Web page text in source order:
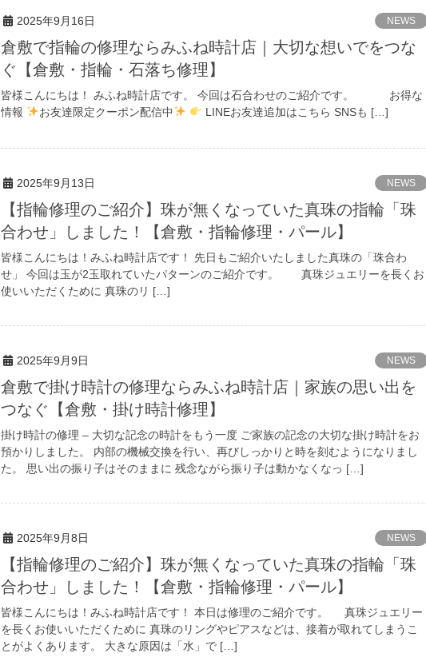
2025年9月16日 NEWS
倉敷で指輪の修理ならみふね時計店｜大切な想いでをつな
ぐ【倉敷・指輪・石落ち修理】
皆様こんにちは！ みふね時計店です。 今回は石合わせのご紹介です。 お得な
情報
お友達限定クーポン配信中 LINEお友達追加はこちら SNSも […]
2025年9月13日 NEWS
【指輪修理のご紹介】珠が無くなっていた真珠の指輪「珠
合わせ」しました！【倉敷・指輪修理・パール】
皆様こんにちは！みふね時計店です！ 先日もご紹介いたしました真珠の「珠合わ
せ」 今回は玉が2玉取れていたパターンのご紹介です。 真珠ジュエリーを長くお
使いいただくために 真珠のリ […]
2025年9月9日 NEWS
倉敷で掛け時計の修理ならみふね時計店｜家族の思い出を
つなぐ【倉敷・掛け時計修理】
掛け時計の修理 – 大切な記念の時計をもう一度 ご家族の記念の大切な掛け時計をお
預かりしました。 内部の機械交換を行い、再びしっかりと時を刻むようになりまし
た。 思い出の振り子はそのままに 残念ながら振り子は動かなくなっ […]
2025年9月8日 NEWS
【指輪修理のご紹介】珠が無くなっていた真珠の指輪「珠
合わせ」しました！【倉敷・指輪修理・パール】
皆様こんにちは！みふね時計店です！ 本日は修理のご紹介です。 真珠ジュエリー
を長くお使いいただくために 真珠のリングやピアスなどは、接着が取れてしまうこ
とがよくあります。 大きな原因は「水」で […]